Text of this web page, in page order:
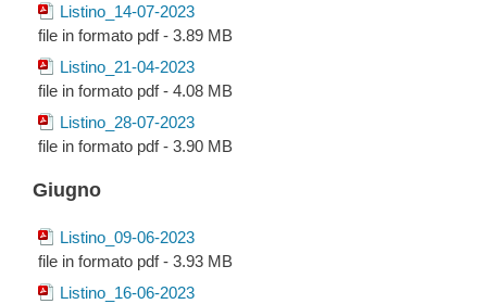
Listino_14-07-2023
file in formato pdf - 3.89 MB
Listino_21-04-2023
file in formato pdf - 4.08 MB
Listino_28-07-2023
file in formato pdf - 3.90 MB
Giugno
Listino_09-06-2023
file in formato pdf - 3.93 MB
Listino_16-06-2023